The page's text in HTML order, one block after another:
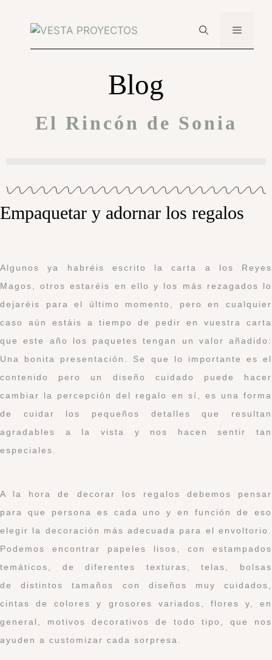
Blog
El Rincón de Sonia
Empaquetar y adornar los regalos
Algunos ya habréis escrito la carta a los Reyes
Magos, otros estaréis en ello y los más rezagados lo
dejaréis para el último momento, pero en cualquier
caso aún estáis a tiempo de pedir en vuestra carta
que este año los paquetes tengan un valor añadido:
Una bonita presentación. Se que lo importante es el
contenido pero un diseño cuidado puede hacer
cambiar la percepción del regalo en sí, es una forma
de cuidar los pequeños detalles que resultan
agradables a la vista y nos hacen sentir tan
especiales.
A la hora de decorar los regalos debemos pensar
para que persona es cada uno y en función de eso
elegir la decoración más adecuada para el envoltorio.
Podemos encontrar papeles lisos, con estampados
temáticos, de diferentes texturas, telas, bolsas
de distintos tamaños con diseños muy cuidados,
cintas de colores y grosores variados, flores y, en
general, motivos decorativos de todo tipo, que nos
ayuden a customizar cada sorpresa.